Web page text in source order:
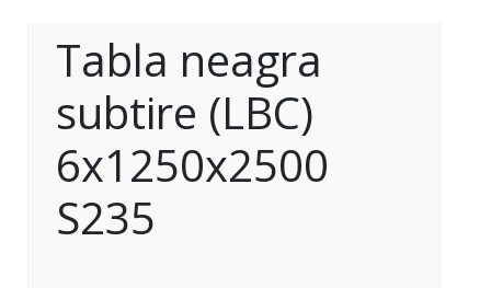
Tabla neagra
subtire (LBC)
6x1250x2500
S235